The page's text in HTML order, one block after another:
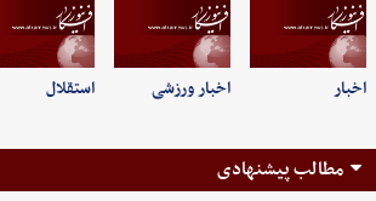
اخبار اخبار ورزشی استقلال
مطالب پیشنهادی